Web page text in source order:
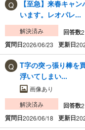
【至急】来春キャ
います。レオパレ...
解決済み 回答数2
質問日2026/06/23 更新日
T字の突っ張り棒を
浮いてしまい...
画像あり
解決済み
回答数2
質問日2026/06/18 更新日